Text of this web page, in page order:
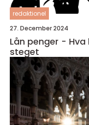
redaktionel
27. December 2024
Lån penger -
steget